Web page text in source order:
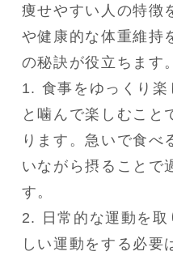
痩せやすい人の特徴
や健康的な体重維持
の秘訣が役立ちます。
1. 食事をゆっくり楽
と噛んで楽しむこと
ります。急いで食べ
いながら摂ることで
す。
2. 日常的な運動を取
しい運動をする必要